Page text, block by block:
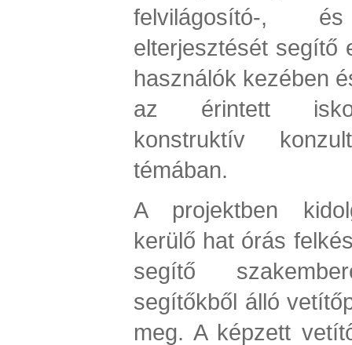
felvilágosító-,
elterjesztését segítő
használók kezében
az érintett
konstruktív
témában.
A projektben
kerülő hat órás
segítő
segítőkből álló
meg. A képzett